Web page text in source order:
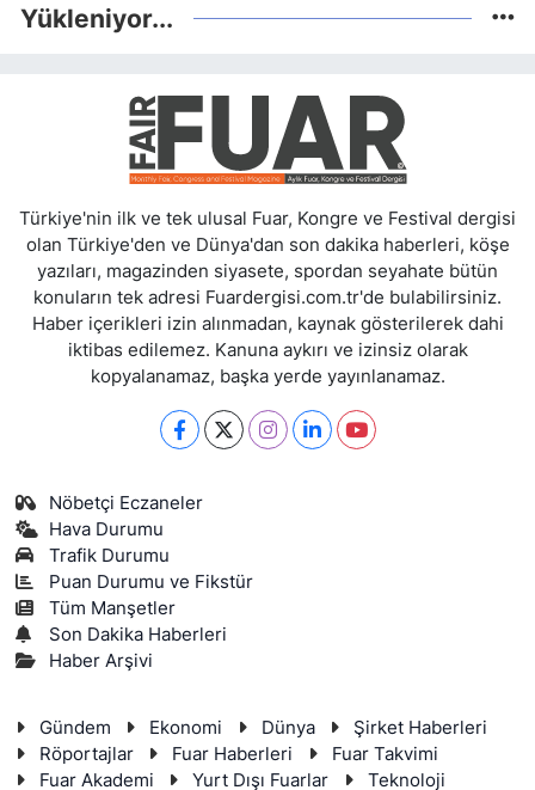
Yükleniyor...
Türkiye'nin ilk ve tek ulusal Fuar, Kongre ve Festival dergisi
olan Türkiye'den ve Dünya'dan son dakika haberleri, köşe
yazıları, magazinden siyasete, spordan seyahate bütün
konuların tek adresi Fuardergisi.com.tr'de bulabilirsiniz.
Haber içerikleri izin alınmadan, kaynak gösterilerek dahi
iktibas edilemez. Kanuna aykırı ve izinsiz olarak
kopyalanamaz, başka yerde yayınlanamaz.
Nöbetçi Eczaneler
Hava Durumu
Trafik Durumu
Puan Durumu ve Fikstür
Tüm Manşetler
Son Dakika Haberleri
Haber Arşivi
Gündem Ekonomi Dünya
Şirket Haberleri
Röportajlar
Fuar Haberleri
Fuar Takvimi
Fuar Akademi
Yurt Dışı Fuarlar Teknoloji